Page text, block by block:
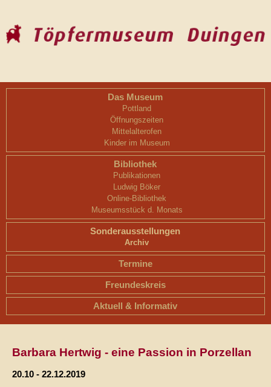
Das Museum
Pottland
Öffnungszeiten
Mittelalterofen
Kinder im Museum
Bibliothek
Publikationen
Ludwig Böker
Online-Bibliothek
Museumsstück d. Monats
Sonderausstellungen
Archiv
Termine
Freundeskreis
Aktuell & Informativ
Barbara Hertwig - eine Passion in Porzellan
20.10 - 22.12.2019